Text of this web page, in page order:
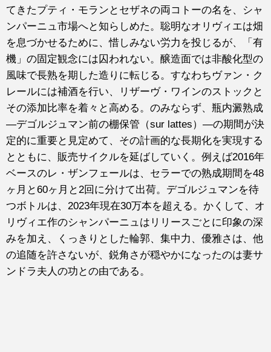
てきたプティ・モランとセザネの両コトーの名を、シャ
ンパーニュ市場へと知らしめた。聡明なオリヴィエは畑
を息づかせるために、惜しみない労力を投じるが、「有
機」の固定観念には囚われない。醸造面では非酸化型の
風味で長熟を期した造りに転じる。すなわちヴァン・ク
レールには補酒を行い、リザーヴ・ワインのストックと
その添加比率を着々と高める。のみならず、瓶内澱熟成
—デゴルジュマン前の棚保管（sur lattes）—の期間が決
定的に重要と見定めて、その計画的な長期化を実現する
とともに、販売サイクルを延ばしていく。例えば2016年
ベースのレ・ザンフェールは、セラーでの熟成期間を48
ヶ月と60ヶ月と2回に分けて出荷。デゴルジュマンを待
つボトルは、2023年現在30万本を超える。かくして、オ
リヴィエ作のシャンパーニュはリリースごとに印象の深
みを加え、くっきりとした輪郭、集中力、優雅さは、他
の追随を許さないが、鋭角さが穏やかになったのは妻サ
ンドラ夫人の功との由である。